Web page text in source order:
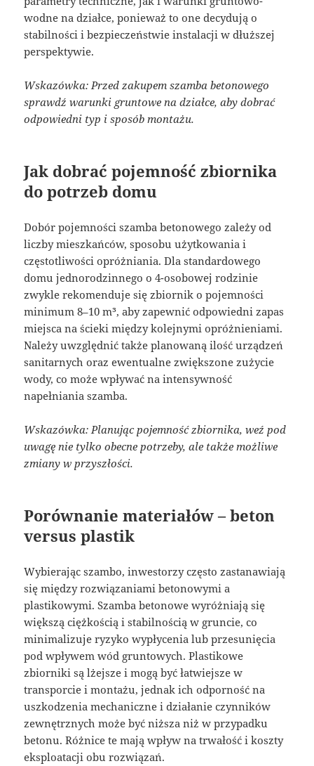
wodne na działce, ponieważ to one decydują o
stabilności i bezpieczeństwie instalacji w dłuższej
perspektywie.
Wskazówka: Przed zakupem szamba betonowego
sprawdź warunki gruntowe na działce, aby dobrać
odpowiedni typ i sposób montażu.
Jak dobrać pojemność zbiornika
do potrzeb domu
Dobór pojemności szamba betonowego zależy od
liczby mieszkańców, sposobu użytkowania i
częstotliwości opróżniania. Dla standardowego
domu jednorodzinnego o 4-osobowej rodzinie
zwykle rekomenduje się zbiornik o pojemności
minimum 8–10 m³, aby zapewnić odpowiedni zapas
miejsca na ścieki między kolejnymi opróżnieniami.
Należy uwzględnić także planowaną ilość urządzeń
sanitarnych oraz ewentualne zwiększone zużycie
wody, co może wpływać na intensywność
napełniania szamba.
Wskazówka: Planując pojemność zbiornika, weź pod
uwagę nie tylko obecne potrzeby, ale także możliwe
zmiany w przyszłości.
Porównanie materiałów – beton
versus plastik
Wybierając szambo, inwestorzy często zastanawiają
się między rozwiązaniami betonowymi a
plastikowymi. Szamba betonowe wyróżniają się
większą ciężkością i stabilnością w gruncie, co
minimalizuje ryzyko wypłycenia lub przesunięcia
pod wpływem wód gruntowych. Plastikowe
zbiorniki są lżejsze i mogą być łatwiejsze w
transporcie i montażu, jednak ich odporność na
uszkodzenia mechaniczne i działanie czynników
zewnętrznych może być niższa niż w przypadku
betonu. Różnice te mają wpływ na trwałość i koszty
eksploatacji obu rozwiązań.